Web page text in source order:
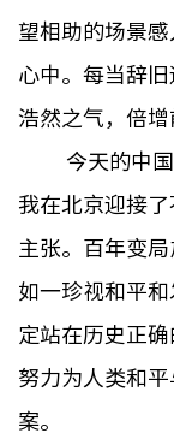
望相助的场景
心中。每当辞
浩然之气，倍增
今天的中
我在北京迎接
主张。百年变
如一珍视和平
定站在历史正确
努力为人类和
案。